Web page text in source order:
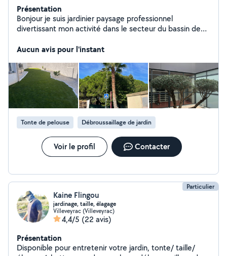
Présentation
Bonjour je suis jardinier paysage professionnel
divertissant mon activité dans le secteur du bassin de
répondre à toutes vos demandes.
Aucun avis pour l'instant
Tonte de pelouse Débroussaillage de jardin
Voir le profil Contacter
Particulier
Kaine Flingou
jardinage, taille, élagage
Villeveyrac (Villeveyrac)
4,4/5 (22 avis)
Présentation
Disponible pour entretenir votre jardin, tonte/ taille/